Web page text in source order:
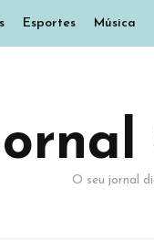
Esportes Música
O seu jornal